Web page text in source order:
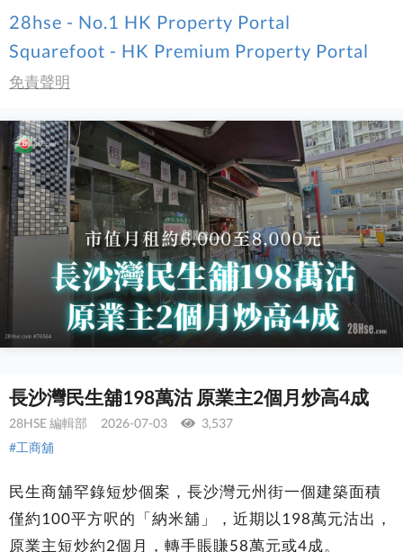
28hse - No.1 HK Property Portal
Squarefoot - HK Premium Property Portal
免責聲明
長沙灣民生舖198萬沽 原業主2個月炒高4成
28HSE 編輯部 2026-07-03
3,537
#工商舖
民生商舖罕錄短炒個案，長沙灣元州街一個建築面積
僅約100平方呎的「納米舖」，近期以198萬元沽出，
原業主短炒約2個月，轉手賬賺58萬元或4成。